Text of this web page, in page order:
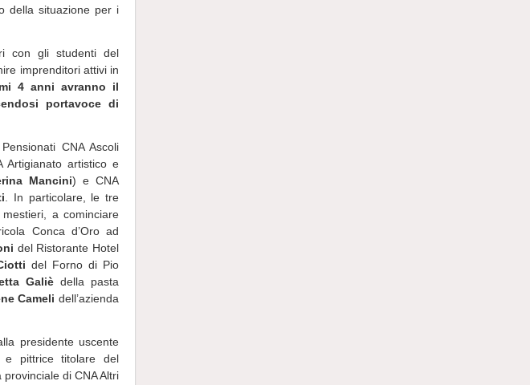
della situazione per i
con gli studenti del
imprenditori attivi in
4 anni avranno il
portavoce di
CNA Ascoli
Artigianato artistico e
Mancini) e CNA
. In particolare, le tre
a cominciare
Conca d’Oro ad
del Ristorante Hotel
del Forno di Pio
Galiè della pasta
Cameli dell’azienda
presidente uscente
e pittrice titolare del
di CNA Altri